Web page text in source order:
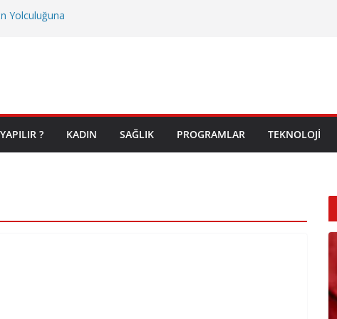
Yolculuğuna
? KADIN SAĞLIK PROGRAMLAR TEKNOLOJI